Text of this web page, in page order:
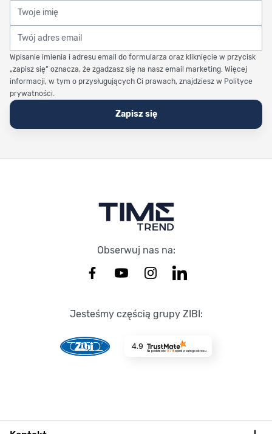
Twoje imię
Twój adres email
Wpisanie imienia i adresu email do formularza oraz kliknięcie w przycisk
„zapisz się” oznacza, że zgadzasz się na nasz email marketing. Więcej
informacji, w tym o przysługujących Ci prawach, znajdziesz w Polityce
prywatności.
Zapisz się
Obserwuj nas na:
Jesteśmy częścią grupy ZIBI:
4.9
Na podstawie 8715opinii z całego okresu